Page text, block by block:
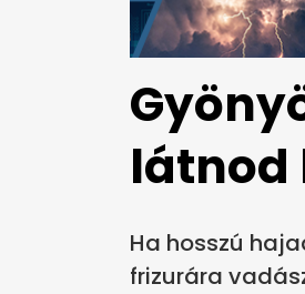
látnod
Ha hosszú
frizurára